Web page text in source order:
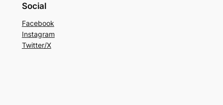
Social
Facebook
Instagram
Twitter/X